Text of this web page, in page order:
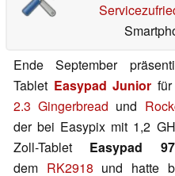
Ende September
Tablet Easypad Junior
2.3 Gingerbread und
der bei Easypix mit 1,2
Zoll-Tablet Easypad
dem RK2918 und hatte